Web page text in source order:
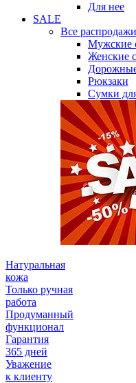
Для нее
SALE
Все распродажи
Мужские
Женские
Рюкзаки
Сумки
Натуральная
кожа
Только ручная
работа
Продуманный
функционал
Гарантия
365 дней
Уважение
к клиенту